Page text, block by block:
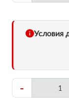
Условия
-